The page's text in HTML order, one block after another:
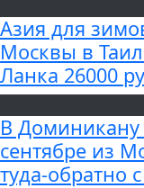
Азия для
Москвы в
Ланка 26000
В Доминикану
сентябре из
туда-обратно